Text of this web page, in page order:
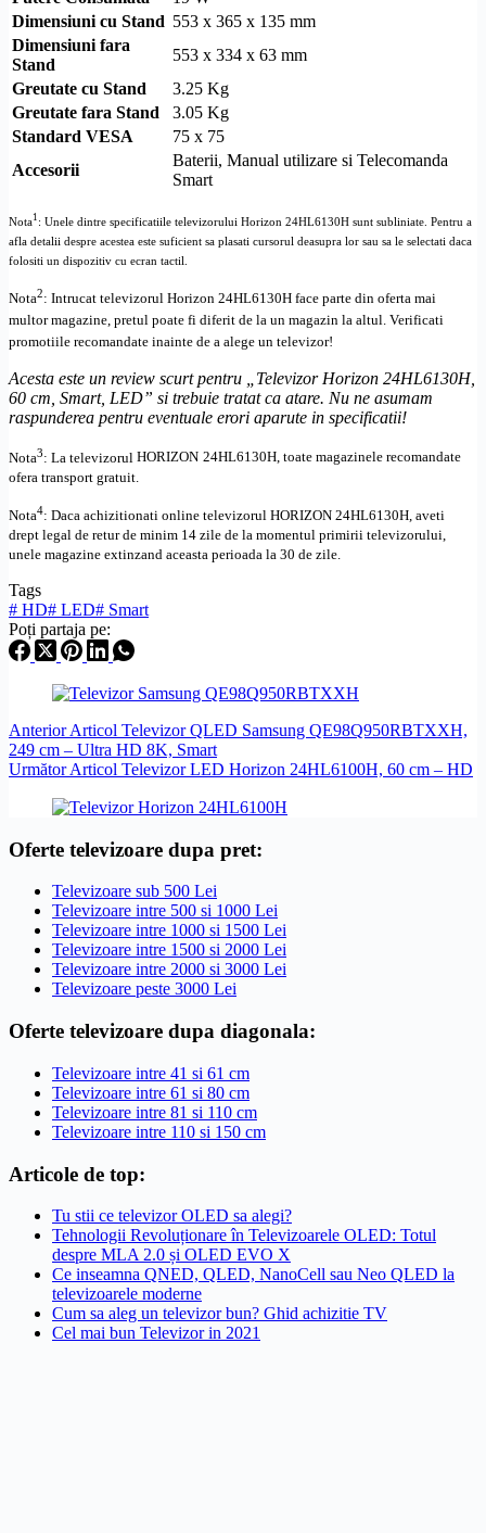
Dimensiuni cu Stand 553 x 365 x 135 mm
Dimensiuni fara
Stand
553 x 334 x 63 mm
Greutate cu Stand
3.25 Kg
Greutate fara Stand
3.05 Kg
Standard VESA
75 x 75
Accesorii
Baterii, Manual utilizare si Telecomanda
Smart
Nota1 : Unele dintre specificatiile televizorului Horizon 24HL6130H sunt subliniate. Pentru a
afla detalii despre acestea este suficient sa plasati cursorul deasupra lor sau sa le selectati daca
folositi un dispozitiv cu ecran tactil.
Nota2: Intrucat televizorul Horizon 24HL6130H face parte din oferta mai
multor magazine, pretul poate fi diferit de la un magazin la altul. Verificati
promotiile recomandate inainte de a alege un televizor!
Acesta este un review scurt pentru „ Televizor Horizon 24HL6130H,
60 cm, Smart, LED” si trebuie tratat ca atare. Nu ne asumam
raspunderea pentru eventuale erori aparute in specificatii!
Nota3: La televizorul HORIZON 24HL6130H, toate magazinele recomandate
ofera transport gratuit.
Nota4: Daca achizitionati online televizorul HORIZON 24HL6130H, aveti
drept legal de retur de minim 14 zile de la momentul primirii televizorului,
unele magazine extinzand aceasta perioada la 30 de zile.
Tags
# HD# LED# Smart
Poți partaja pe:
AnteriorArticol Televizor QLED Samsung QE98Q950RBTXXH,
249 cm – Ultra HD 8K, Smart
UrmătorArticol Televizor LED Horizon 24HL6100H, 60 cm – HD
Oferte televizoare dupa pret:
Televizoare sub 500 Lei
Televizoare intre 500 si 1000 Lei
Televizoare intre 1000 si 1500 Lei
Televizoare intre 1500 si 2000 Lei
Televizoare intre 2000 si 3000 Lei
Televizoare peste 3000 Lei
Oferte televizoare dupa diagonala:
Televizoare intre 41 si 61 cm
Televizoare intre 61 si 80 cm
Televizoare intre 81 si 110 cm
Televizoare intre 110 si 150 cm
Articole de top:
Tu stii ce televizor OLED sa alegi?
Tehnologii Revoluționare în Televizoarele OLED: Totul
despre MLA 2.0 și OLED EVO X
Ce inseamna QNED, QLED, NanoCell sau Neo QLED la
televizoarele moderne
Cum sa aleg un televizor bun? Ghid achizitie TV
Cel mai bun Televizor in 2021